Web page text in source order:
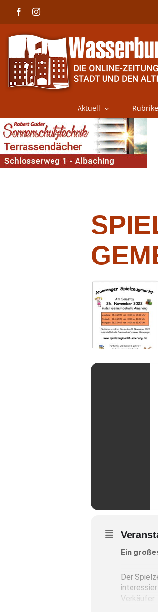
FacebookInstagram
Aktuell
Ein
Der
Verkäufer.